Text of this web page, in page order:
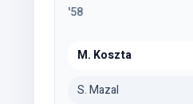
58
'
M. Koszta
S. Mazal